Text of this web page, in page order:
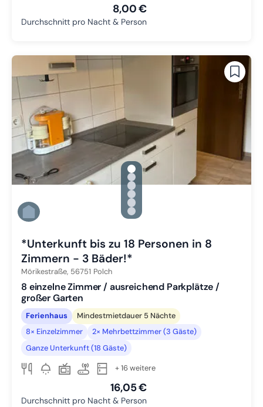
8,00 €
Durchschnitt pro Nacht & Person
gallery.slide_selector
Zu Slide 1 wechseln
Zu Slide 2 wechseln
Zu Slide 3 wechseln
Zu Slide 4 wechseln
Zu Slide 5 wechseln
Zu Slide 6 wechseln
*Unterkunft bis zu 18 Personen in 8
Zimmern - 3 Bäder!*
Mörikestraße, 56751 Polch
8 einzelne Zimmer / ausreichend Parkplätze /
großer Garten
Ferienhaus
Mindestmietdauer 5 Nächte
8× Einzelzimmer
2× Mehrbettzimmer (3 Gäste)
Ganze Unterkunft (18 Gäste)
+ 16 weitere
16,05 €
Durchschnitt pro Nacht & Person